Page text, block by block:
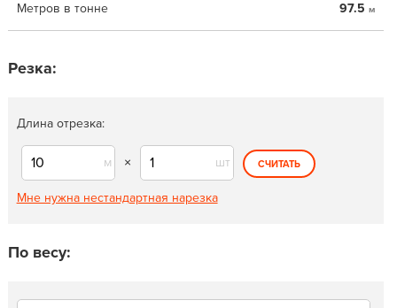
Метров в тонне 97.5 м
Резка:
Длина отрезка:
м × шт СЧИТАТЬ
Мне нужна нестандартная нарезка
По весу: